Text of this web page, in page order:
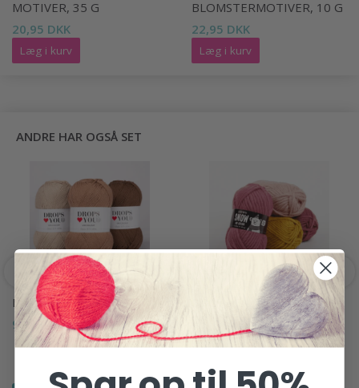
MOTIVER, 35 G
20,95 DKK
Læg i kurv
BLOMSTERMOTIVER, 10 G
22,95 DKK
Læg i kurv
ANDRE HAR OGSÅ SET
DROPS LOVES YOU 7
9,95 DKK
DROPS SNOW UNI
COLOUR
14,95 DKK